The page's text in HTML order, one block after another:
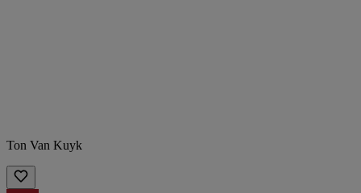
Ton Van Kuyk